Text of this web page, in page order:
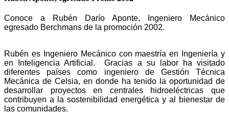
Conoce a Rubén Darío Aponte, Ingeniero Mecánico
egresado Berchmans de la promoción 2002.
Rubén es Ingeniero Mecánico con maestría en Ingeniería y
en Inteligencia Artificial. Gracias a su labor ha visitado
diferentes países como ingeniero de Gestión Técnica
Mecánica de Celsia, en donde ha tenido la oportunidad de
desarrollar proyectos en centrales hidroeléctricas que
contribuyen a la sostenibilidad energética y al bienestar de
las comunidades.